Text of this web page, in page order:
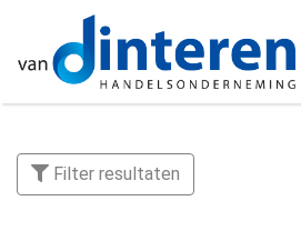
Filter resultaten